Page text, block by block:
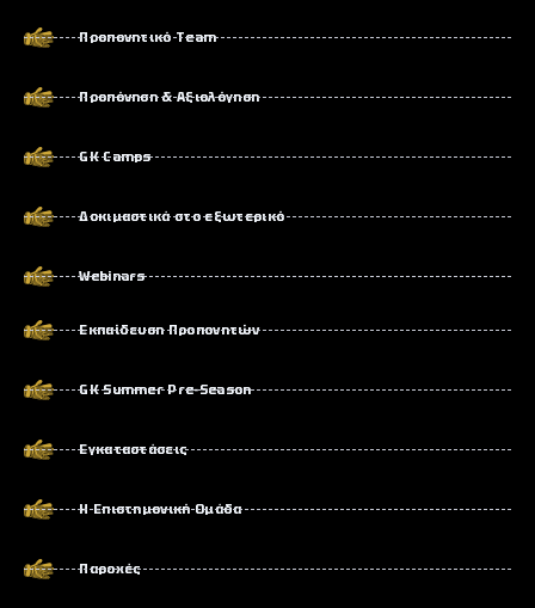
Προπονητικό Team
Προπόνηση & Αξιολόγηση
GK Camps
Δοκιμαστικά στο εξωτερικό
Webinars
Εκπαίδευση Προπονητών
GK Summer Pre-Season
Εγκαταστάσεις
Η Επιστημονική Ομάδα
Παροχές